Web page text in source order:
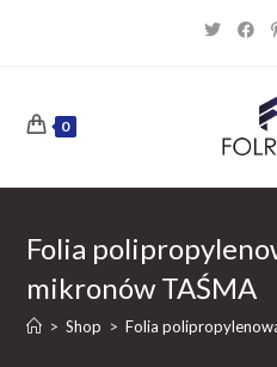
0
Folia
mikronów TAŚMA
> Shop > Folia